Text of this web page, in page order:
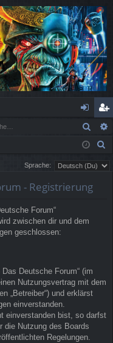
n
m
el
de
eg
ist
rie
Sprache:
- Registrierung
Forum“
zwischen dir und dem
geschlossen:
Deutsche Forum“ (im
Nutzungsvertrag mit dem
„Betreiber“) und erklärst
einverstanden.
einverstanden bist, so darfst
die Nutzung des Boards
Regelungen.